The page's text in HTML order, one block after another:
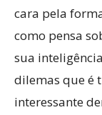
cara pela
como pensa
sua
dilemas que é
interessante